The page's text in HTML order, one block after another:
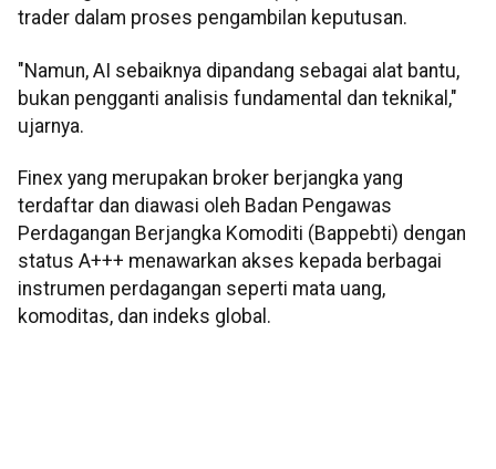
trader dalam proses pengambilan keputusan.
"Namun, AI sebaiknya dipandang sebagai alat bantu,
bukan pengganti analisis fundamental dan teknikal,"
ujarnya.
Finex yang merupakan broker berjangka yang
terdaftar dan diawasi oleh Badan Pengawas
Perdagangan Berjangka Komoditi (Bappebti) dengan
status A+++ menawarkan akses kepada berbagai
instrumen perdagangan seperti mata uang,
komoditas, dan indeks global.